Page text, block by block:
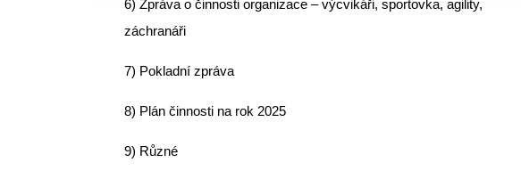
6) Zpráva o činnosti organizace – výcvikáři, sportovka, agility,
záchranáři
7) Pokladní zpráva
8) Plán činnosti na rok 2025
9) Různé